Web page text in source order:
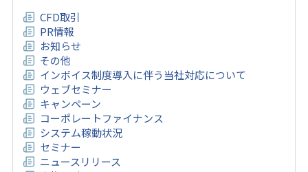
CFD取引
PR情報
お知らせ
その他
インボイス制度導入に伴う当社対応について
ウェブセミナー
キャンペーン
コーポレートファイナンス
システム稼動状況
セミナー
ニュースリリース